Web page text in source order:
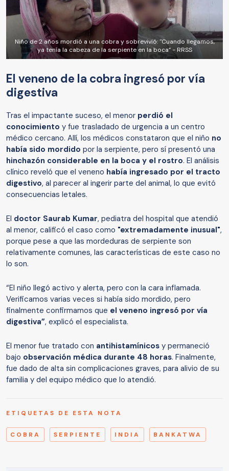
Niño de 2 años mordió a una cobra y sobrevivió: "Cuando llegamos,
ya tenía la cabeza de la serpiente en la boca” - RRSS
El veneno de la cobra ingresó por vía
digestiva
Tras el impactante suceso, el menor perdió el
conocimiento y fue trasladado de urgencia a un centro
médico cercano. Allí, los médicos constataron que el niño no
había sido mordido por la serpiente, pero sí presentó una
hinchazón considerable en la boca y el rostro. El análisis
clínico reveló que el veneno había ingresado por el tracto
digestivo, al parecer al ingerir parte del animal, lo que evitó
consecuencias letales.
El doctor Saurab Kumar, pediatra del hospital que atendió
al menor, calificó el caso como "extremadamente inusual",
porque pese a que las mordeduras de serpiente son
relativamente comunes, las características de este caso no
lo son.
“El niño llegó activo y alerta, pero con la cara inflamada.
Verificamos varias veces si había sido mordido, pero
finalmente confirmamos que el veneno ingresó por vía
digestiva”, explicó el especialista.
El menor fue tratado con antihistamínicos y permaneció
bajo observación médica durante 48 horas. Finalmente,
fue dado de alta sin complicaciones graves, para alivio de su
familia y del equipo médico que lo atendió.
ETIQUETAS DE ESTA NOTA
COBRA SERPIENTE INDIA BANKATWA